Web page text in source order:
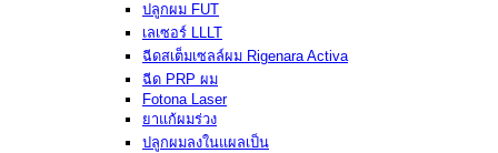
ปลูกผม FUT
เลเซอร์ LLLT
ฉีดสเต็มเซลล์ผม Rigenara Activa
ฉีด PRP ผม
Fotona Laser
ยาแก้ผมร่วง
ปลูกผมลงในแผลเป็น